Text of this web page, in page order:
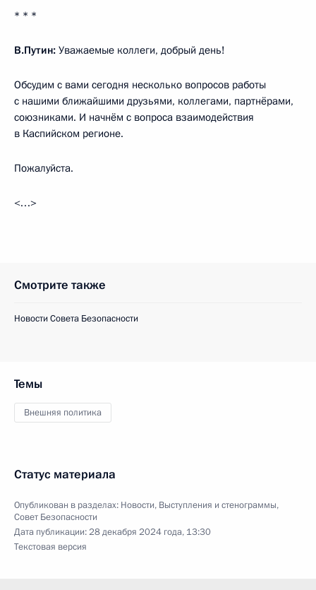
* * *
В.Путин: Уважаемые коллеги, добрый день!
Обсудим с вами сегодня несколько вопросов работы
с нашими ближайшими друзьями, коллегами, партнёрами,
союзниками. И начнём с вопроса взаимодействия
в Каспийском регионе.
Пожалуйста.
<…>
Смотрите также
Новости Совета Безопасности
Темы
Внешняя политика
Статус материала
Опубликован в разделах: Новости, Выступления и стенограммы,
Совет Безопасности
Дата публикации:28 декабря 2024 года, 13:30
Текстовая версия